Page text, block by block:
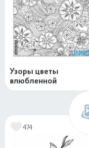
Узоры цветы
влюбленной
474